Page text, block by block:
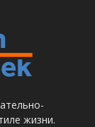
жизни.